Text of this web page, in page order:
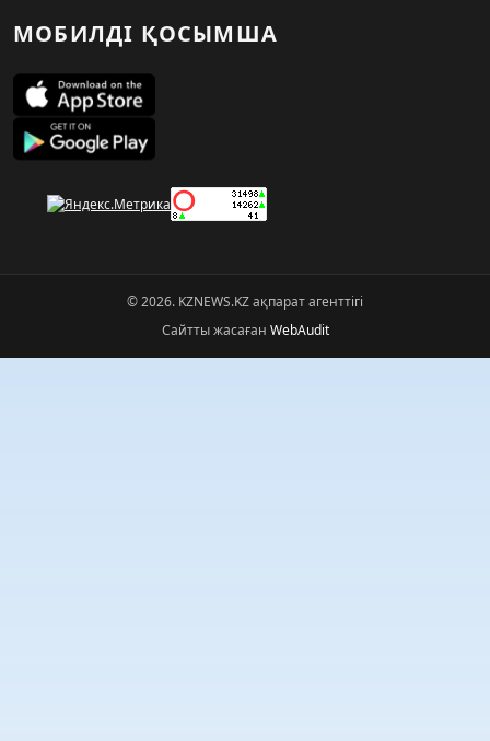
МОБИЛДІ ҚОСЫМША
© 2026. KZNEWS.KZ ақпарат агенттігі
Сайтты жасаған WebAudit